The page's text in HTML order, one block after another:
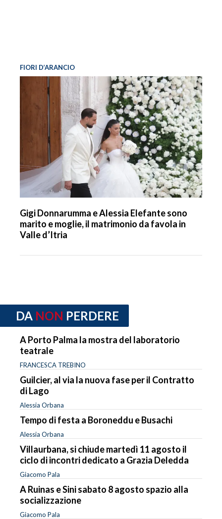
FIORI D’ARANCIO
Gigi Donnarumma e Alessia Elefante sono
marito e moglie, il matrimonio da favola in
Valle d’Itria
DA NON PERDERE
A Porto Palma la mostra del laboratorio
teatrale
FRANCESCA TREBINO
Guilcier, al via la nuova fase per il Contratto
di Lago
Alessia Orbana
Tempo di festa a Boroneddu e Busachi
Alessia Orbana
Villaurbana, si chiude martedì 11 agosto il
ciclo di incontri dedicato a Grazia Deledda
Giacomo Pala
A Ruinas e Sini sabato 8 agosto spazio alla
socializzazione
Giacomo Pala